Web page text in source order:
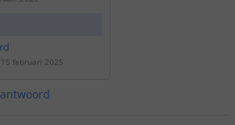
februari 2025